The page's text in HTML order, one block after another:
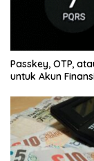
Passkey, OTP,
untuk Akun